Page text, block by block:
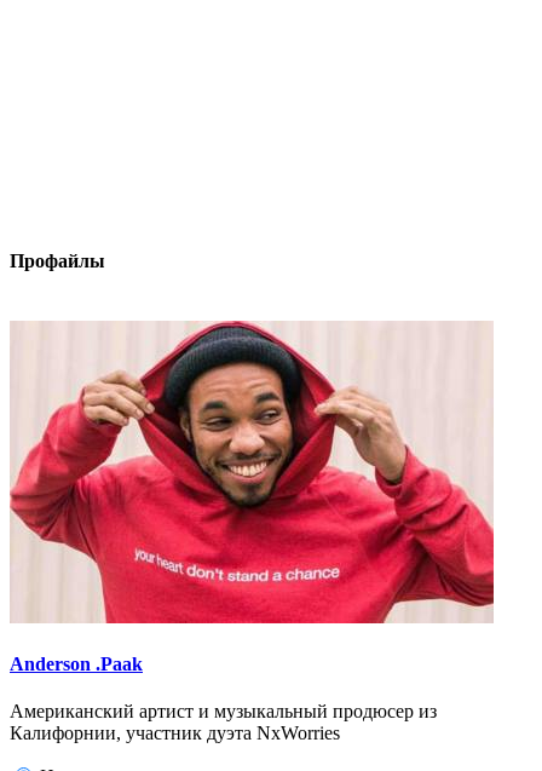
Профайлы
Anderson .Paak
Американский артист и музыкальный продюсер из
Калифорнии, участник дуэта NxWorries